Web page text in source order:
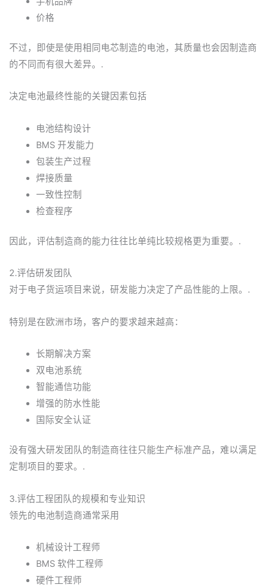
价格
不过，即使是使用相同电芯制造的电池，其质量也会因制造商
的不同而有很大差异。.
决定电池最终性能的关键因素包括
电池结构设计
BMS 开发能力
包装生产过程
焊接质量
一致性控制
检查程序
因此，评估制造商的能力往往比单纯比较规格更为重要。.
2.评估研发团队
对于电子货运项目来说，研发能力决定了产品性能的上限。.
特别是在欧洲市场，客户的要求越来越高：
长期解决方案
双电池系统
智能通信功能
增强的防水性能
国际安全认证
没有强大研发团队的制造商往往只能生产标准产品，难以满足
定制项目的要求。.
3.评估工程团队的规模和专业知识
领先的电池制造商通常采用
机械设计工程师
BMS 软件工程师
硬件工程师